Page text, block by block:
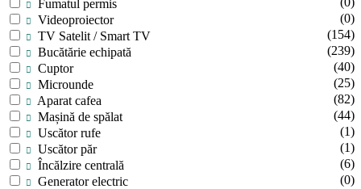
Fumatul permis
Videoproiector
(0)
TV Satelit / Smart TV
(154)
Bucătărie echipată
(239)
Cuptor
(40)
Microunde
(25)
Aparat cafea
(82)
Mașină de spălat
(44)
Uscător rufe
(1)
Uscător păr
(1)
Încălzire centrală
(6)
Generator electric
(0)